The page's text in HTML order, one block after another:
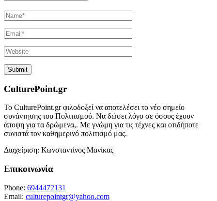
CulturePoint.gr
Το CulturePoint.gr φιλοδοξεί να αποτελέσει το νέο σημείο
συνάντησης του Πολιτισμού. Να δώσει λόγο σε όσους έχουν
άποψη για τα δρώμενα,. Με γνώμη για τις τέχνες και οτιδήποτε
συνιστά τον καθημερινό πολιτισμό μας.
Διαχείριση: Κωνσταντίνος Μανίκας
Επικοινωνία
Phone: 6944472131
Email: culturepointgr@yahoo.com